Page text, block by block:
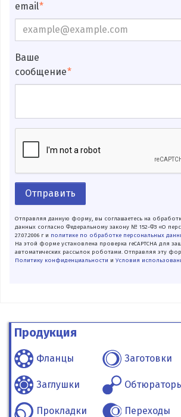
email
Ваше
сообщение
Отправить
Отправляя данную форму, вы соглашаетесь на
данных согласно Федеральному закону № 152-ФЗ «О
27.07.2006 г и политике по обработке персональных
На этой форме установлена проверка reCAPTCHA для
автоматических рассылок роботами. Отправляя эту
Политику конфиденциальности и Условия
Продукция
Фланцы Заготовки
Заглушки
Прокладки Переходы